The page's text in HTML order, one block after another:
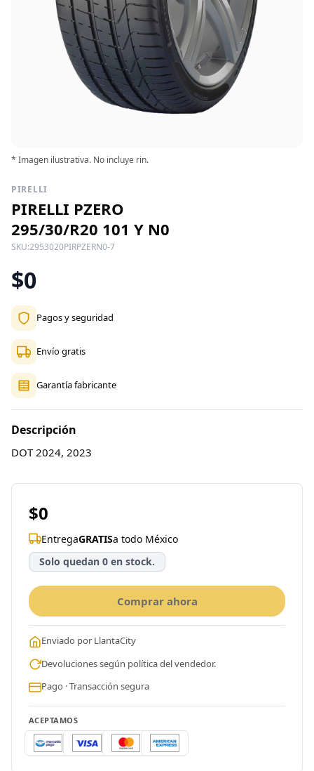
* Imagen ilustrativa. No incluye rin.
PIRELLI
PIRELLI PZERO
295/30/R20 101 Y N0
SKU:2953020PIRPZERN0-7
$0
Pagos y seguridad
Envío gratis
Garantía fabricante
Descripción
DOT 2024, 2023
$0
EntregaGRATISa todo México
Solo quedan 0 en stock.
Comprar ahora
Enviado por LlantaCity
Devoluciones según política del vendedor.
Pago · Transacción segura
ACEPTAMOS